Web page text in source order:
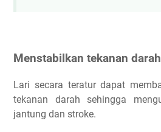
Menstabilkan tekanan darah
Lari secara teratur dapat
tekanan darah sehingga
jantung dan stroke.